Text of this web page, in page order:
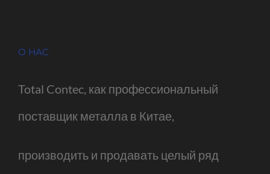
О НАС
Total Contec, как профессиональный
поставщик металла в Китае,
производить и продавать целый ряд